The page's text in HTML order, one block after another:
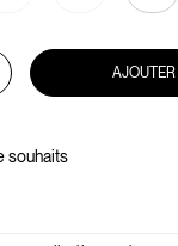
souhaits